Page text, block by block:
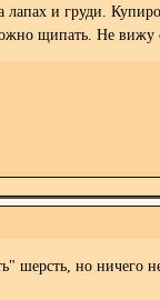
и груди.
щипать. Не вижу
шерсть, но ничего